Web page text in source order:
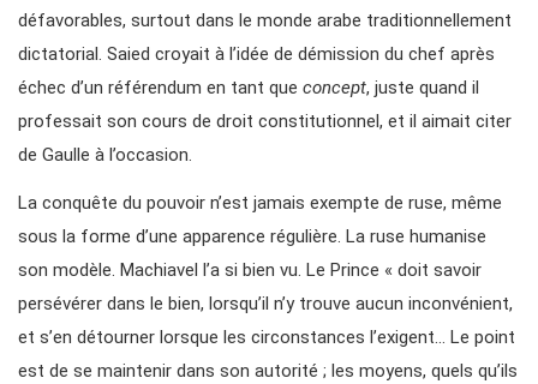
défavorables, surtout dans le monde arabe traditionnellement
dictatorial. Saied croyait à l’idée de démission du chef après
échec d’un référendum en tant que concept, juste quand il
professait son cours de droit constitutionnel, et il aimait citer
de Gaulle à l’occasion.
La conquête du pouvoir n’est jamais exempte de ruse, même
sous la forme d’une apparence régulière. La ruse humanise
son modèle. Machiavel l’a si bien vu. Le Prince « doit savoir
persévérer dans le bien, lorsqu’il n’y trouve aucun inconvénient,
et s’en détourner lorsque les circonstances l’exigent… Le point
est de se maintenir dans son autorité ; les moyens, quels qu’ils